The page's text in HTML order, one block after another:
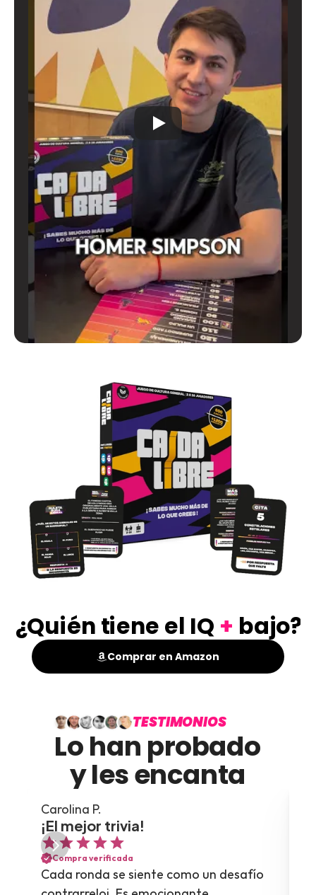
¿Quién tiene el IQ + bajo?
Comprar en Amazon
TESTIMONIOS
y les encanta
Carolina P.
¡El mejor trivia!
Compra verificada
Cada ronda se siente como un desafío